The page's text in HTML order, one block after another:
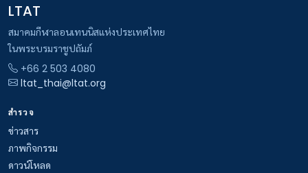
LTAT
สมาคมกีฬาลอนเทนนิสแห่งประเทศไทย
ในพระบรมราชูปถัมภ์
+66 2 503 4080
ltat_thai@ltat.org
สำรวจ
ข่าวสาร
ภาพกิจกรรม
ดาวน์โหลด